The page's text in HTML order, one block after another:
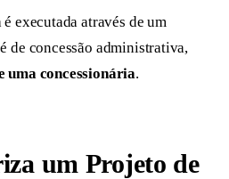
executada através de um
de concessão administrativa,
uma concessionária.
um Projeto de